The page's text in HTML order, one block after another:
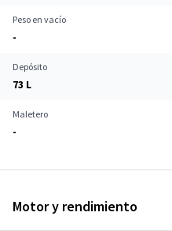
Peso en vacío
-
Depósito
73 L
Maletero
-
Motor y rendimiento